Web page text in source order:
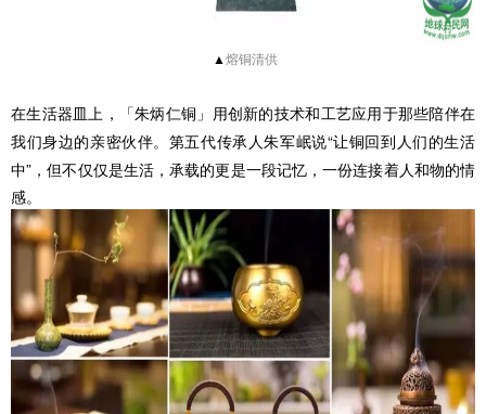
▲熔铜清供
在生活器皿上，「朱炳仁铜」用创新的技术和工艺应用于那些陪伴在
我们身边的亲密伙伴。 第五代传承人朱军岷说“让铜回到人们的生活
中”，但不仅仅是生活，承载的更是一段记忆，一份连接着人和物的情
感。